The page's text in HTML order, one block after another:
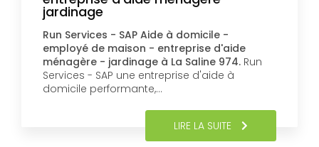
jardinage
Run Services - SAP Aide à domicile -
employé de maison - entreprise d'aide
ménagère - jardinage à La Saline 974. Run
Services - SAP une entreprise d'aide à
domicile performante,…
LIRE LA SUITE